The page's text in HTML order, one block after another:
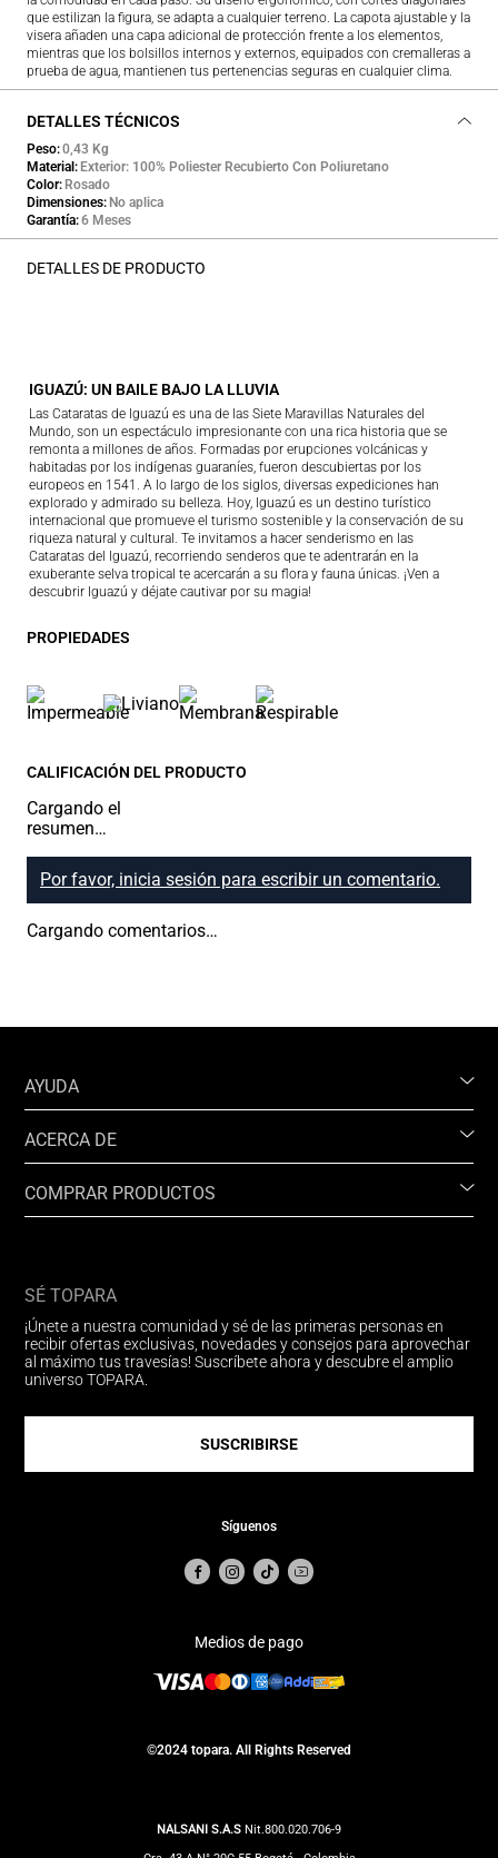
que estilizan la figura, se adapta a cualquier terreno. La capota ajustable y la
visera añaden una capa adicional de protección frente a los elementos,
mientras que los bolsillos internos y externos, equipados con cremalleras a
prueba de agua, mantienen tus pertenencias seguras en cualquier clima.
DETALLES TÉCNICOS
Peso 0,43 Kg
Material
Exterior: 100% Poliester Recubierto Con Poliuretano
Color Rosado
Dimensiones No aplica
Garantía 6 Meses
DETALLES DE PRODUCTO
IGUAZÚ: UN BAILE BAJO LA LLUVIA
Las Cataratas de Iguazú es una de las Siete Maravillas Naturales del
Mundo, son un espectáculo impresionante con una rica historia que se
remonta a millones de años. Formadas por erupciones volcánicas y
habitadas por los indígenas guaraníes, fueron descubiertas por los
europeos en 1541. A lo largo de los siglos, diversas expediciones han
explorado y admirado su belleza. Hoy, Iguazú es un destino turístico
internacional que promueve el turismo sostenible y la conservación de su
riqueza natural y cultural. Te invitamos a hacer senderismo en las
Cataratas del Iguazú, recorriendo senderos que te adentrarán en la
exuberante selva tropical te acercarán a su flora y fauna únicas. ¡Ven a
descubrir Iguazú y déjate cautivar por su magia!
PROPIEDADES
CALIFICACIÓN DEL PRODUCTO
Cargando el
resumen…
Por favor, inicia sesión para escribir un comentario.
Cargando comentarios…
AYUDA
ACERCA DE
COMPRAR PRODUCTOS
SÉ TOPARA
¡Únete a nuestra comunidad y sé de las primeras personas en
recibir ofertas exclusivas, novedades y consejos para aprovechar
al máximo tus travesías! Suscríbete ahora y descubre el amplio
universo TOPARA.
SUSCRIBIRSE
Síguenos
Medios de pago
©2024 topara. All Rights Reserved
NALSANI S.A.S Nit.800.020.706-9